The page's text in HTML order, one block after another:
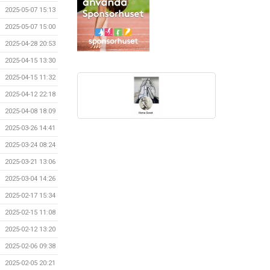
2025-05-07 15:13
2025-05-07 15:00
2025-04-28 20:53
2025-04-15 13:30
2025-04-15 11:32
2025-04-12 22:18
2025-04-08 18:09
2025-03-26 14:41
2025-03-24 08:24
2025-03-21 13:06
2025-03-04 14:26
2025-02-17 15:34
2025-02-15 11:08
2025-02-12 13:20
2025-02-06 09:38
2025-02-05 20:21